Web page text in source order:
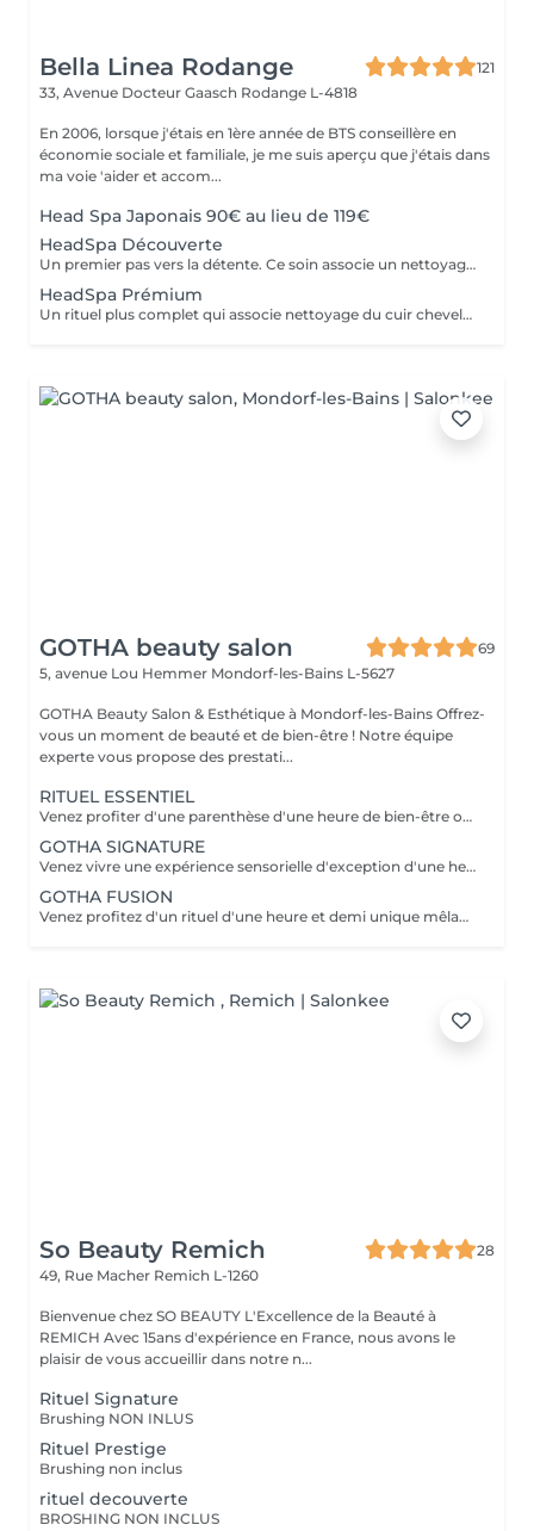
Bella Linea Rodange
121
33, Avenue Docteur Gaasch Rodange L-4818
En 2006, lorsque j'étais en 1ère année de BTS conseillère en
économie sociale et familiale, je me suis aperçu que j'étais dans
ma voie 'aider et accom...
Head Spa Japonais 90€ au lieu de 119€
HeadSpa Découverte
Un premier pas vers la détente. Ce soin associe un nettoyage doux du cuir chevelu à un massage relaxant qui stimule la circulation et libère les tensions. Idéal pour découvrir l'expérience Head Spa et profiter d'un moment de bien-être immédiat.
HeadSpa Prémium
Un rituel plus complet qui associe nettoyage du cuir chevelu, massage profond et soins spécifiques adaptés à vos besoins (hydratation, apaisement, vitalité). L'utilisation de vapeur permet de renforcer l'efficacité des soins et d'apporter une relaxation encore plus intense.
GOTHA beauty salon
69
5, avenue Lou Hemmer Mondorf-les-Bains L-5627
GOTHA Beauty Salon & Esthétique à Mondorf-les-Bains Offrez-
vous un moment de beauté et de bien-être ! Notre équipe
experte vous propose des prestati...
RITUEL ESSENTIEL
Venez profiter d'une parenthèse d'une heure de bien-être où cuir chevelu et cheveux sont sublimés grâce à des soins personnalisés. Laissez-vous guider dans une première immersion douce et profondément relaxante.
GOTHA SIGNATURE
Venez vivre une expérience sensorielle d'exception d'une heure et demi, où chaque geste vous enveloppe dans un lâcher-prise absolu. Laissez-vous porter par un rituel profond, alliant détente, raffinement et évasion.
GOTHA FUSION
Venez profitez d'un rituel d'une heure et demi unique mêlant head spa et soin du visage pour une harmonie parfaite entre éclat et relaxation. Laissez-vous transporter dans une expérience enveloppante, où le corps et l'esprit se relâchent pleinement.
So Beauty Remich
28
49, Rue Macher Remich L-1260
Bienvenue chez SO BEAUTY L'Excellence de la Beauté à
REMICH Avec 15ans d'expérience en France, nous avons le
plaisir de vous accueillir dans notre n...
Rituel Signature
Brushing NON INLUS
Rituel Prestige
Brushing non inclus
rituel decouverte
BROSHING NON INCLUS